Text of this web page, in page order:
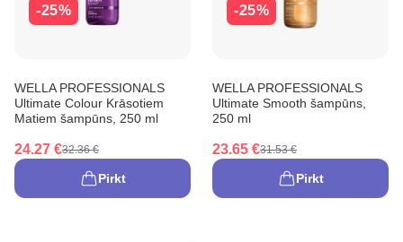
-25%
WELLA PROFESSIONALS
Ultimate Colour Krāsotiem
Matiem šampūns, 250 ml
24.27 €32.36 €
Pirkt
-25%
WELLA PROFESSIONALS
Ultimate Smooth šampūns,
250 ml
23.65 €31.53 €
Pirkt